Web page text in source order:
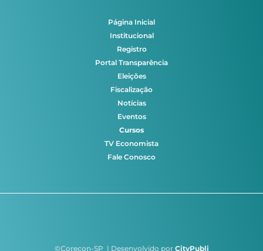
Página Inicial
Institucional
Registro
Portal Transparência
Eleições
Fiscalização
Notícias
Eventos
Cursos
TV Economista
Fale Conosco
©Corecon-SP | Desenvolvido por CityPubli